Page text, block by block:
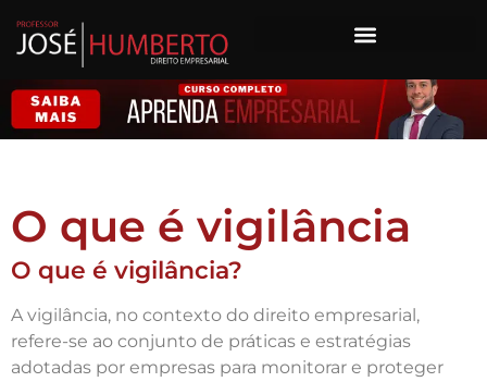
O que é vigilância
O que é vigilância?
A vigilância, no contexto do direito empresarial,
refere-se ao conjunto de práticas e estratégias
adotadas por empresas para monitorar e proteger